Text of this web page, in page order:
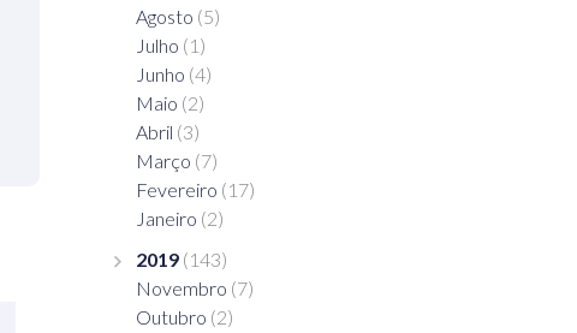
Agosto (5)
Julho (1)
Junho (4)
Maio (2)
Abril (3)
Março (7)
Fevereiro (17)
Janeiro (2)
2019 (143)
Novembro (7)
Outubro (2)